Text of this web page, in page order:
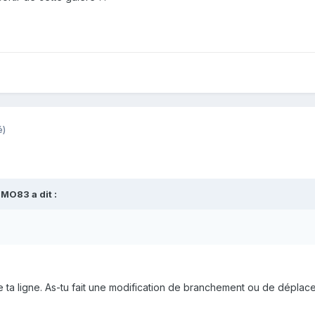
a dit :
ligne. As-tu fait une modification de branchement ou de